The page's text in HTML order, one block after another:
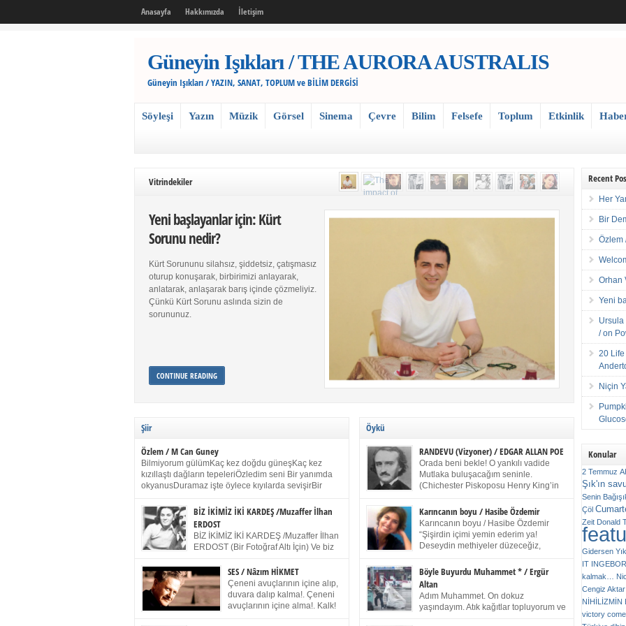
Anasayfa Hakkımızda İletişim
Güneyin Işıkları / THE AURORA AUSTRALIS
Güneyin Işıkları / YAZIN, SANAT, TOPLUM ve BİLİM DERGİSİ
Söyleşi Yazın Müzik Görsel Sinema Çevre Bilim Felsefe Toplum Etkinlik
Vitrindekiler
Yeni başlayanlar için: Kürt
Sorunu nedir?
Kürt Sorununu silahsız, şiddetsiz, çatışmasız
oturup konuşarak, birbirimizi anlayarak,
anlatarak, anlaşarak barış içinde çözmeliyiz.
Çünkü Kürt Sorunu aslında sizin de
sorununuz.
CONTINUE READING
Şiir
Özlem / M Can Guney
Bilmiyorum gülümKaç kez doğdu güneşKaç kez
kızıllaştı dağların tepeleriÖzledim seni Bir yanımda
okyanusDuramaz işte öylece kıyılarda sevişirBir
dururSokulur yalnızlığıma kokun olur Gözlerim bir
buruk gülümsemeDudağımda buğusu
öpüşlerinGeceler boyuÖzledim seni 2004 Haziran
Sydney / Toplumsal Kaynak / Memduh Güney
BİZ İKİMİZ İKİ KARDEŞ /Muzaffer İlhan
ERDOST
BİZ İKİMİZ İKİ KARDEŞ /Muzaffer İlhan
ERDOST (Bir Fotoğraf Altı İçin) Ve biz
Duracağız Fotoğrafımızda durduğumuz gibi Benim
ellerimde kelepçe Yüzümde yapay bir gülüş
(Kelepçeyi yadırgamanın gülüşü belki İlk kez olduğu
için Sonra alıştım Ve unuttum sonra kelepçeyi
SES / Nâzım HİKMET
Çeneni avuçlarının içine alıp,
duvara dalıp kalma!. Çeneni
avuçlarının içine alma!. Kalk!
Öykü
RANDEVU (Vizyoner) / EDGAR ALLAN POE
Orada beni bekle! O yankılı vadide
Mutlaka buluşacağım seninle.
(Chichester Piskoposu Henry King’in
Talihsiz ve gizemli adam! – Sen ki kendi hayal
gücünün parlaklığıyla afalladın, gençliğinin alevleri
arasına düştün! Hayalimde seni tekrar görüyorum!
Bir kez daha önümde duruyor siluetin! – Olduğun –
ah olduğun gibi değil soğuk vadide ve gölgelerin […]
Karıncanın boyu / Hasibe Özdemir
Karıncanın boyu / Hasibe Özdemir
“Şişirdin içimi yemin ederim ya!
Deseydin methiyeler düzeceğiz,
titriyor. “Sana gel demedim kızım.” diyorum sakince.
“Takıldın peşime madem, ne duyarsan
katlanacaksın.” Bir sigara yakıyor. Başını yana yatırıp,
bezmiş annelerin yılgın bakışıyla süzüyor beni.
Kaşlarımı kaldırıp ona bakıyorum ben de. Pes ediyor.
Böyle Buyurdu Muhammet * / Ergür
Altan
Adım Muhammet. On dokuz
yaşındayım. Atık kağıtlar topluyorum ve
Recent
Her
Bir
Özlem
Orhan
Yeni
Ursula
/ on
20
Niçin
Konular
2 Temmuz
Şık'ın
Senin
Çöl
Zeit Donald
Gidersen
IT
kalmak…
Cengiz Aktar
NİHİLİZMİN
victory